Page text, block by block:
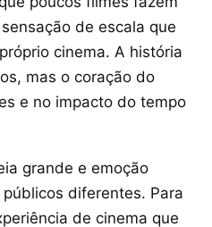
de escala que
cinema. A história
mas o coração do
e no impacto do tempo
grande e emoção
diferentes. Para
de cinema que